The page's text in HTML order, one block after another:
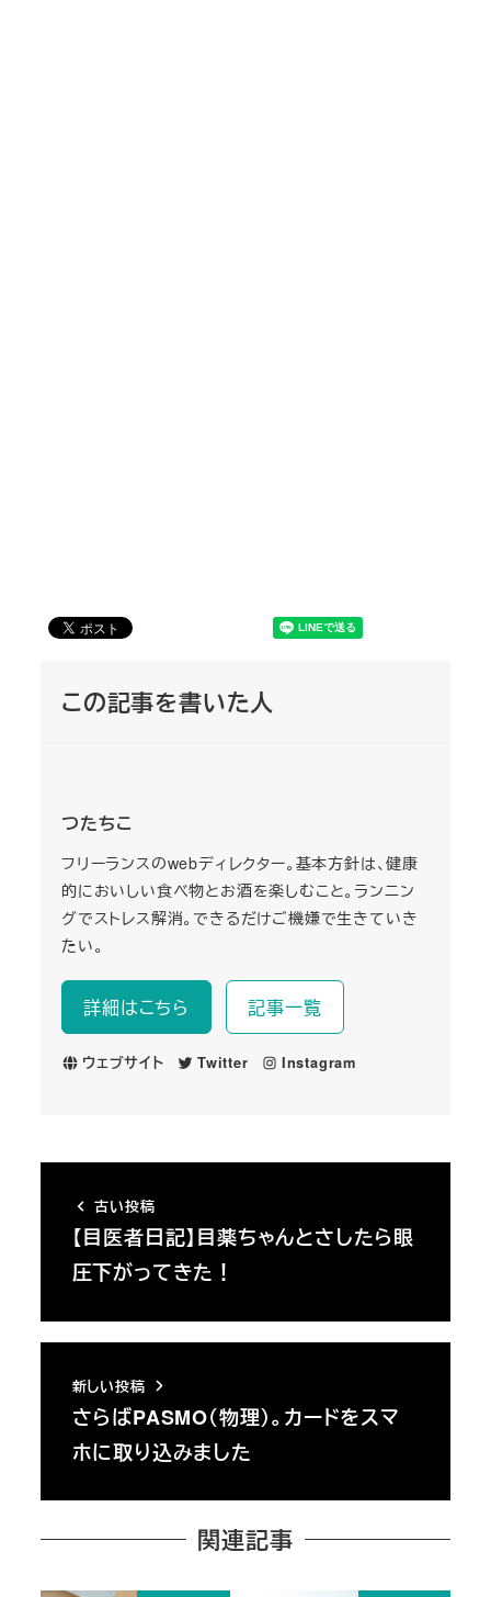
この記事を書いた人
つたちこ
フリーランスのwebディレクター。基本方針は、健康
的においしい食べ物とお酒を楽しむこと。ランニン
グでストレス解消。できるだけご機嫌で生きていき
たい。
詳細はこちら 記事一覧
ウェブサイト Twitter Instagram
古い投稿
【目医者日記】目薬ちゃんとさしたら眼
圧下がってきた！
新しい投稿
さらばPASMO（物理）。カードをスマ
ホに取り込みました
関連記事